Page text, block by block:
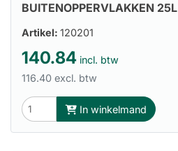
BUITENOPPERVLAKKEN 25L
Artikel: 120201
140.84 incl. btw
116.40 excl. btw
In winkelmand